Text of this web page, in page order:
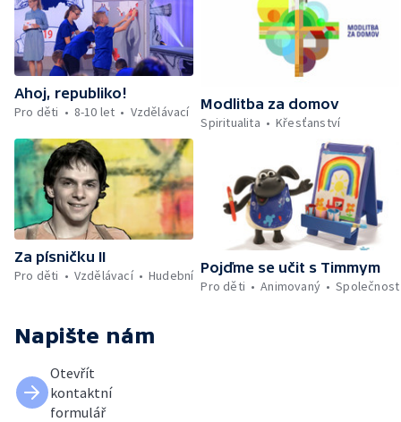
Ahoj, republiko!
Pro děti
8-10 let Vzdělávací
Modlitba za domov
Spiritualita
Křesťanství
Za písničku II
Pro děti
Vzdělávací Hudební Pojďme se učit s Timmym
Pro děti
Animovaný Společnost
Napište nám
Otevřít
kontaktní
formulář